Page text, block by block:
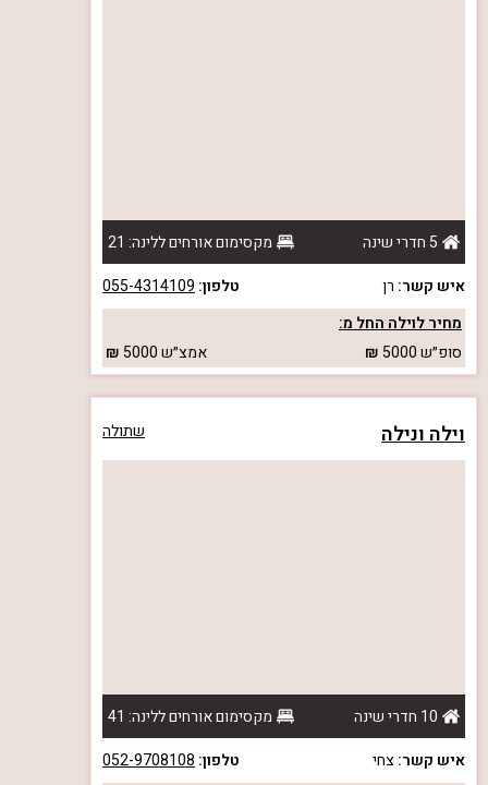
5 חדרי שינה
מקסימום אורחים ללינה: 21
איש קשר: רן טלפון: 055-4314109
מחיר לוילה החל מ:
סופ״ש5000 אמצ״ש5000
וילה ונילה שתולה
10 חדרי שינה
מקסימום אורחים ללינה: 41
איש קשר:צחי טלפון: 052-9708108